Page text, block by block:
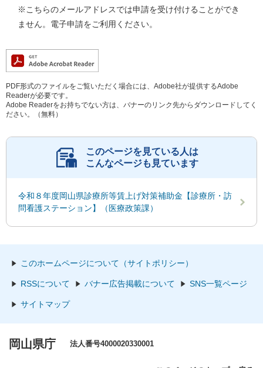
※こちらのメールアドレスでは申請を受け付けることができ
ません。電子申請をご利用ください。
PDF形式のファイルをご覧いただく場合には、Adobe社が提供するAdobe
Readerが必要です。
Adobe Readerをお持ちでない方は、バナーのリンク先からダウンロードしてく
ださい。（無料）
このページを見ている人は
こんなページも見ています
令和８年度岡山県診療所等賃上げ対策補助金【診療所・訪
問看護ステーション】（医療政策課）
このホームページについて（サイトポリシー）
RSSについて バナー広告掲載について SNS一覧ページ
サイトマップ
岡山県庁 法人番号4000020330001